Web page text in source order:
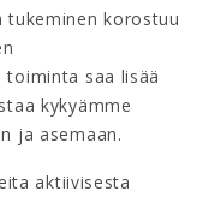
korostuu
toiminta saa lisää
kykyämme
ja asemaan.
aktiivisesta